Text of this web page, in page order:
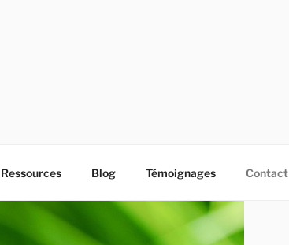
Ressources Blog Témoignages Contact